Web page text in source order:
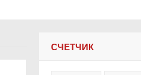
СЧЕТЧИК